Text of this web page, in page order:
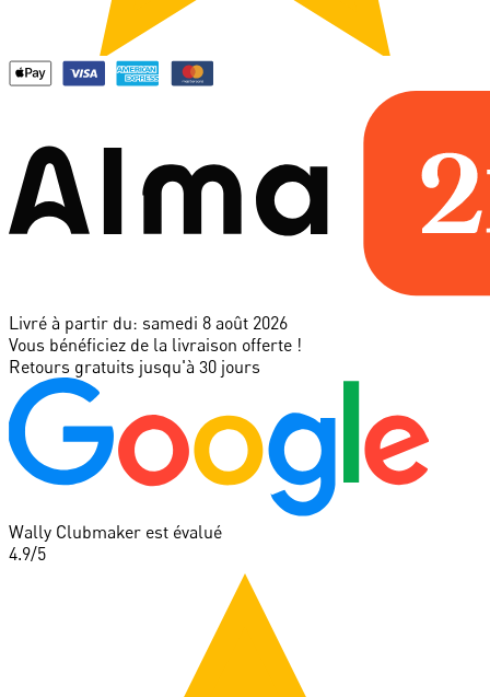
Livré à partir du: samedi 8 août 2026
Vous bénéficiez de la livraison offerte !
Retours gratuits jusqu'à 30 jours
Wally Clubmaker est évalué
4.9/5